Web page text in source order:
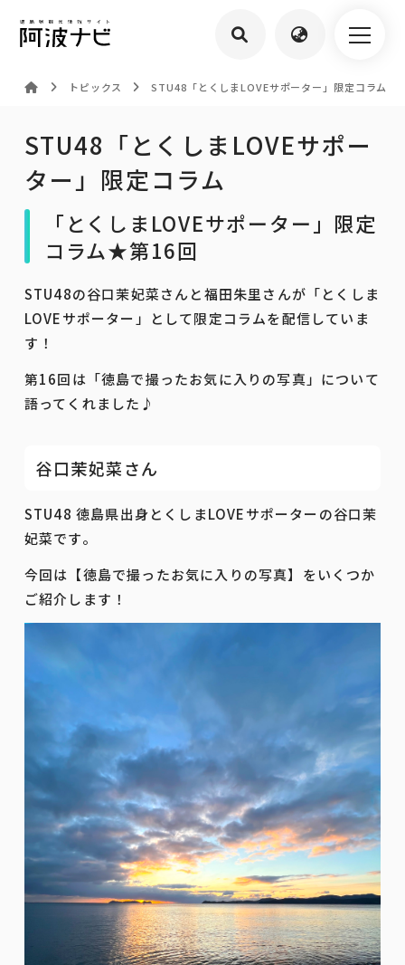
トピックス STU48「とくしまLOVEサポーター」限定コラム
STU48「とくしまLOVEサポー
ター」限定コラム
「とくしまLOVEサポーター」限定
コラム★第16回
STU48の谷口茉妃菜さんと福田朱里さんが「とくしま
LOVEサポーター」として限定コラムを配信していま
す！
第16回は「徳島で撮ったお気に入りの写真」について
語ってくれました♪
谷口茉妃菜さん
STU48 徳島県出身とくしまLOVEサポーターの谷口茉
妃菜です。
今回は【徳島で撮ったお気に入りの写真】をいくつか
ご紹介します！